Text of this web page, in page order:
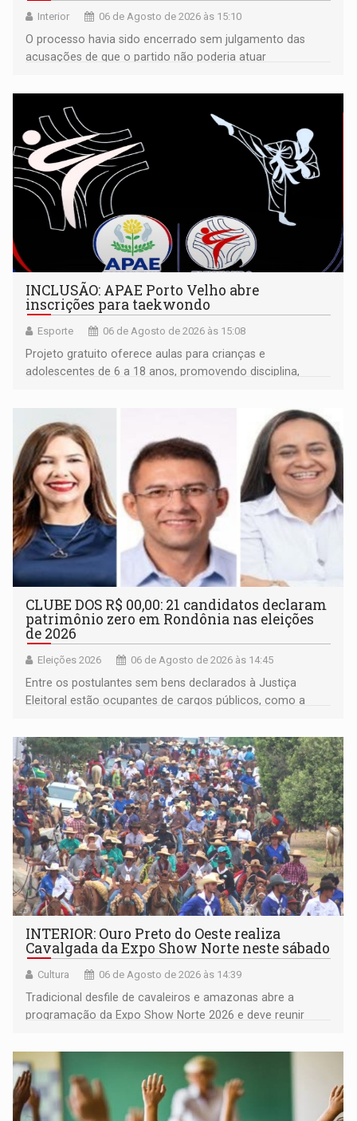
Interior 06 de Agosto de 2026 às 15:10
O processo havia sido encerrado sem julgamento das
acusações de que o partido não poderia atuar
INCLUSÃO: APAE Porto Velho abre
inscrições para taekwondo
Esporte 06 de Agosto de 2026 às 15:08
Projeto gratuito oferece aulas para crianças e
adolescentes de 6 a 18 anos, promovendo disciplina,
CLUBE DOS R$ 00,00: 21 candidatos declaram
patrimônio zero em Rondônia nas eleições
de 2026
Eleições 2026 06 de Agosto de 2026 às 14:45
Entre os postulantes sem bens declarados à Justiça
Eleitoral estão ocupantes de cargos públicos, como a
Pedro Geovar (PP) e a vice-prefeita Magna dos Anjos
(NOVO)
INTERIOR: Ouro Preto do Oeste realiza
Cavalgada da Expo Show Norte neste sábado
Cultura 06 de Agosto de 2026 às 14:39
Tradicional desfile de cavaleiros e amazonas abre a
programação da Expo Show Norte 2026 e deve reunir